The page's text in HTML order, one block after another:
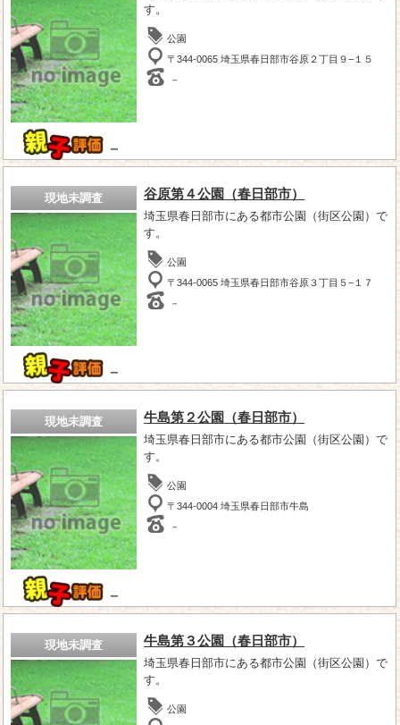
－
す。
公園
〒344-0065 埼玉県春日部市谷原２丁目９−１５
－
現地未調査
－
谷原第４公園（春日部市）
埼玉県春日部市にある都市公園（街区公園）で
す。
公園
〒344-0065 埼玉県春日部市谷原３丁目５−１７
－
現地未調査
－
牛島第２公園（春日部市）
埼玉県春日部市にある都市公園（街区公園）で
す。
公園
〒344-0004 埼玉県春日部市牛島
－
現地未調査 牛島第３公園（春日部市）
埼玉県春日部市にある都市公園（街区公園）で
す。
公園